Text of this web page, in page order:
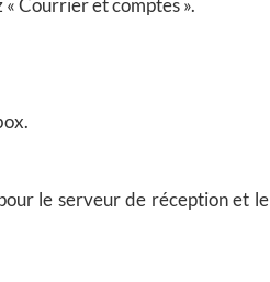
Courrier et comptes ».
le serveur de réception et le